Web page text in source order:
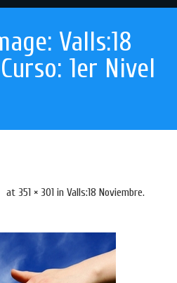
Valls:18
1er Nivel
at 351 × 301 in Valls:18 Noviembre.